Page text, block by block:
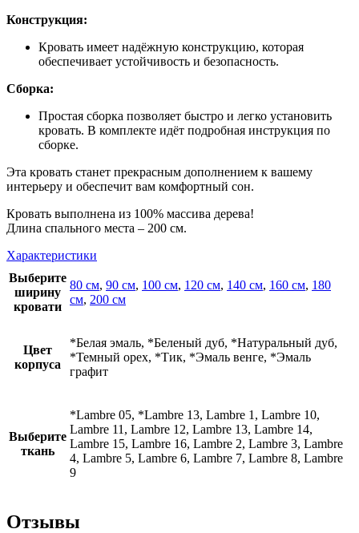
Конструкция:
Кровать имеет надёжную конструкцию, которая
обеспечивает устойчивость и безопасность.
Сборка:
Простая сборка позволяет быстро и легко установить
кровать. В комплекте идёт подробная инструкция по
сборке.
Эта кровать станет прекрасным дополнением к вашему
интерьеру и обеспечит вам комфортный сон.
Кровать выполнена из 100% массива дерева!
Длина спального места – 200 см.
Характеристики
Выберите
ширину
кровати
80 см, 90 см, 100 см, 120 см, 140 см, 160 см, 180
см, 200 см
Цвет
корпуса
*Белая эмаль, *Беленый дуб, *Натуральный дуб,
*Темный орех, *Тик, *Эмаль венге, *Эмаль
графит
Выберите
ткань
*Lambre 05, *Lambre 13, Lambre 1, Lambre 10,
Lambre 11, Lambre 12, Lambre 13, Lambre 14,
Lambre 15, Lambre 16, Lambre 2, Lambre 3, Lambre
4, Lambre 5, Lambre 6, Lambre 7, Lambre 8, Lambre
9
Отзывы